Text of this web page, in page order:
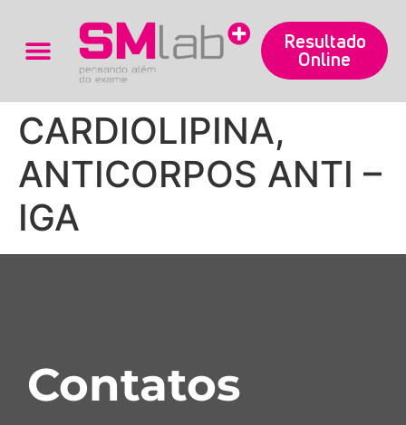
Resultado
Online
CARDIOLIPINA,
ANTICORPOS ANTI –
IGA
Contatos